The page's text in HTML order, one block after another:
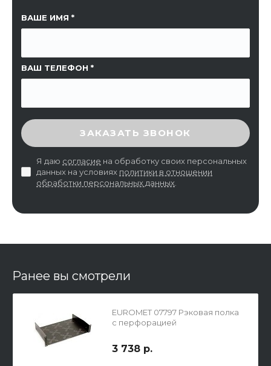
ВАШЕ ИМЯ
ВАШ ТЕЛЕФОН
ССЫЛКА НА СТРАНИЦУ
ВВЕДИТЕ ПРОВЕРОЧНЫЙ КОД
ЗАКАЗАТЬ ЗВОНОК
Я даю согласие на обработку своих персональных
данных на условиях политики в отношении
обработки персональных данных
Ранее вы смотрели
EUROMET 07797 Рэковая полка
с перфорацией
3 738 р.